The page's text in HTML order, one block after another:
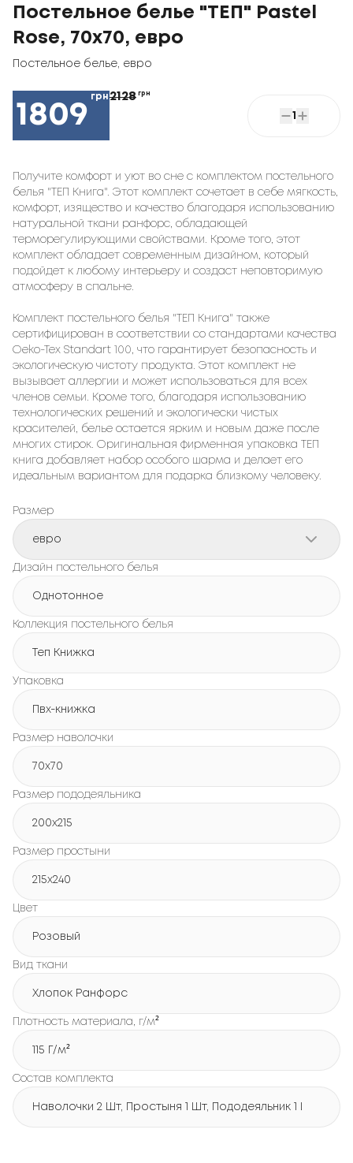
Постельное белье "ТЕП" Pastel
Rose, 70x70, евро
Постельное белье евро
1809
грн2128 грн
1
Получите комфорт и уют во сне с комплектом постельного
белья "ТЕП Книга". Этот комплект сочетает в себе мягкость,
комфорт, изящество и качество благодаря использованию
натуральной ткани ранфорс, обладающей
терморегулирующими свойствами. Кроме того, этот
комплект обладает современным дизайном, который
подойдет к любому интерьеру и создаст неповторимую
атмосферу в спальне.
Комплект постельного белья "ТЕП Книга" также
сертифицирован в соответствии со стандартами качества
Oeko-Tex Standart 100, что гарантирует безопасность и
экологическую чистоту продукта. Этот комплект не
вызывает аллергии и может использоваться для всех
членов семьи. Кроме того, благодаря использованию
технологических решений и экологически чистых
красителей, белье остается ярким и новым даже после
многих стирок. Оригинальная фирменная упаковка ТЕП
книга добавляет набор особого шарма и делает его
идеальным вариантом для подарка близкому человеку.
Размер
евро
Дизайн постельного белья
Однотонное
Коллекция постельного белья
Теп Книжка
Упаковка
Пвх-книжка
Размер наволочки
70x70
Размер пододеяльника
200х215
Размер простыни
215х240
Цвет
Розовый
Вид ткани
Хлопок Ранфорс
Плотность материала, г/м²
115 Г/м²
Состав комплекта
Наволочки 2 Шт, Простыня 1 Шт, Пододеяльник 1 Шт